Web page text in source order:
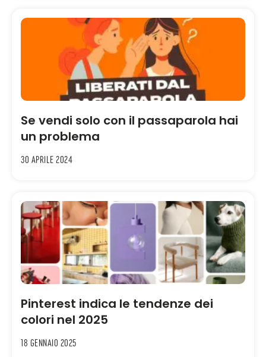
Se vendi solo con il passaparola hai
un problema
30 Aprile 2024
Pinterest indica le tendenze dei
colori nel 2025
18 Gennaio 2025